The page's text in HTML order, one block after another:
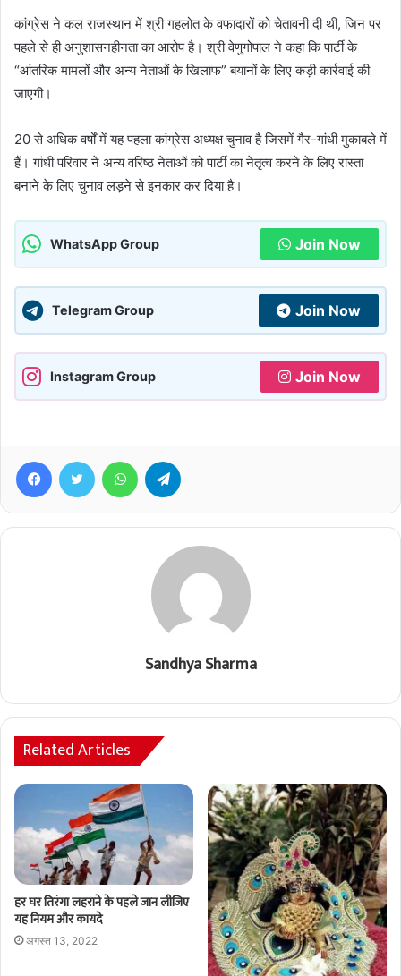
कांग्रेस ने कल राजस्थान में श्री गहलोत के वफादारों को चेतावनी दी थी, जिन पर
पहले से ही अनुशासनहीनता का आरोप है। श्री वेणुगोपाल ने कहा कि पार्टी के
“आंतरिक मामलों और अन्य नेताओं के खिलाफ” बयानों के लिए कड़ी कार्रवाई की
जाएगी।
20 से अधिक वर्षों में यह पहला कांग्रेस अध्यक्ष चुनाव है जिसमें गैर-गांधी मुकाबले में
हैं। गांधी परिवार ने अन्य वरिष्ठ नेताओं को पार्टी का नेतृत्व करने के लिए रास्ता
बनाने के लिए चुनाव लड़ने से इनकार कर दिया है।
WhatsApp Group Join Now
Telegram Group Join Now
Instagram Group Join Now
FacebookTwitter WhatsApp
Sandhya Sharma
Related Articles
हर घर तिरंगा लहराने के पहले जान लीजिए
यह नियम और कायदे
अगस्त 13, 2022